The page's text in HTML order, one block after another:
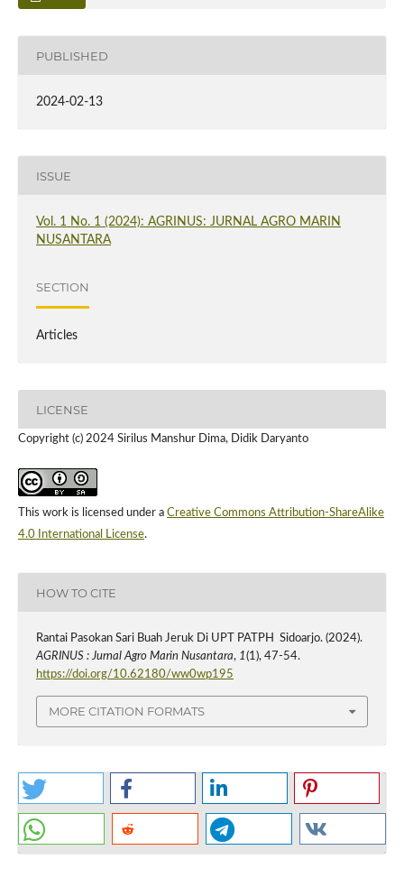
PUBLISHED
2024-02-13
ISSUE
Vol. 1 No. 1 (2024): AGRINUS: JURNAL AGRO MARIN
NUSANTARA
SECTION
Articles
LICENSE
Copyright (c) 2024 Sirilus Manshur Dima, Didik Daryanto
This work is licensed under a Creative Commons Attribution-ShareAlike
4.0 International License.
HOW TO CITE
Rantai Pasokan Sari Buah Jeruk Di UPT PATPH Sidoarjo. (2024).
AGRINUS : Jurnal Agro Marin Nusantara, 1(1), 47-54.
https://doi.org/10.62180/ww0wp195
MORE CITATION FORMATS